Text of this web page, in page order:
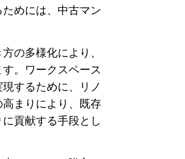
めには、中古マン
の多様化により、
。ワークスペース
するために、リノ
まりにより、既存
貢献する手段とし